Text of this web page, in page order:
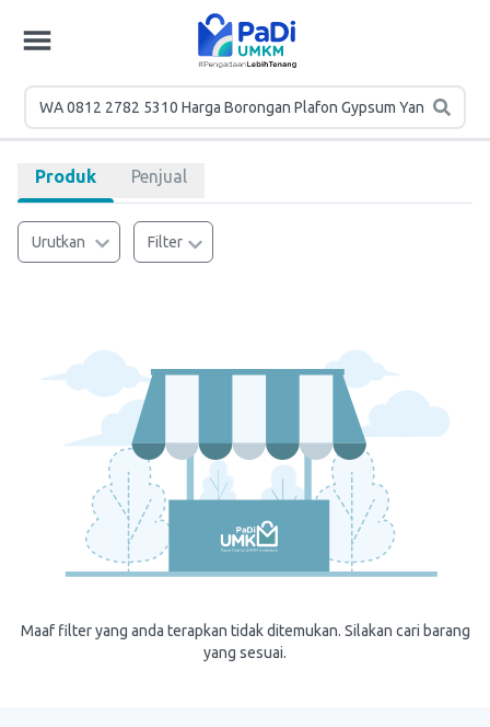
Produk Penjual
Urutkan Filter
Maaf filter yang anda terapkan tidak ditemukan. Silakan cari barang
yang sesuai.